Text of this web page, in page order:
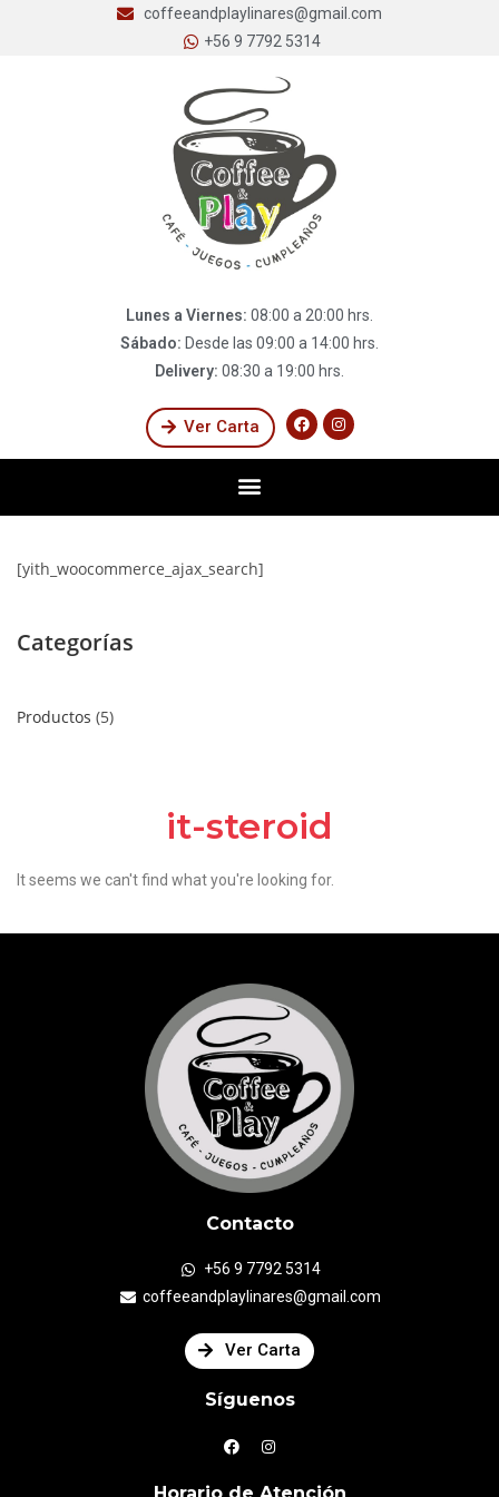
coffeeandplaylinares@gmail.com
+56 9 7792 5314
Lunes a Viernes: 08:00 a 20:00 hrs.
Sábado: Desde las 09:00 a 14:00 hrs.
Delivery: 08:30 a 19:00 hrs.
Ver Carta
[yith_woocommerce_ajax_search]
Categorías
Productos 5
it-steroid
It seems we can't find what you're looking for.
Contacto
+56 9 7792 5314
coffeeandplaylinares@gmail.com
Ver Carta
Síguenos